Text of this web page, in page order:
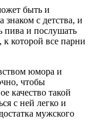
быть и
знаком с детства, и
пива и послушать
которой все парни
юмора и
чтобы
качество такой
с ней легко и
мужского